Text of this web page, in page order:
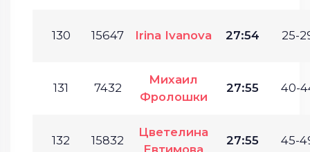
130 15647 Irina Ivanova 27:54 25-
131 7432
Михаил
Фролошки
27:55 40-
132 15832
Цветелина
Евтимова
27:55 45-